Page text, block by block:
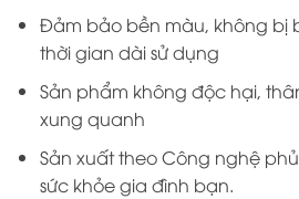
Đảm bảo bền màu, không bị
thời gian dài sử dụng
Sản phẩm không độc hại,
xung quanh
Sản xuất theo Công nghệ
sức khỏe gia đình bạn.